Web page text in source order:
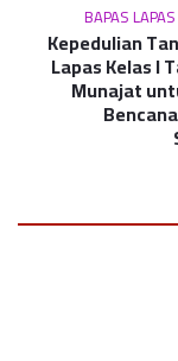
BAPAS
Kepedulian
Lapas Kelas I
Munajat